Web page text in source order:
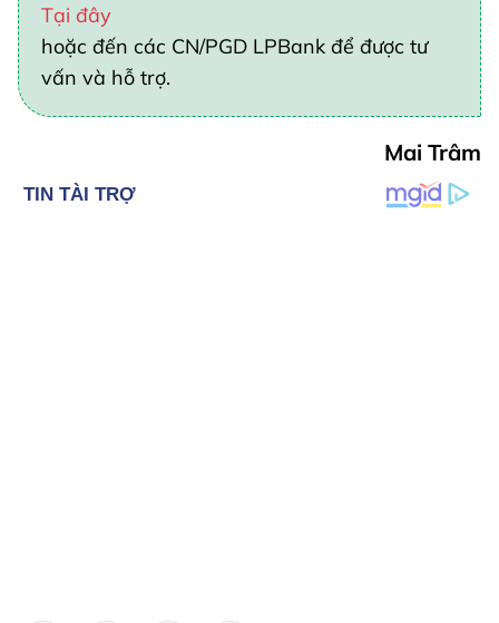
Tại đây
hoặc đến các CN/PGD LPBank để được tư
vấn và hỗ trợ.
Mai Trâm